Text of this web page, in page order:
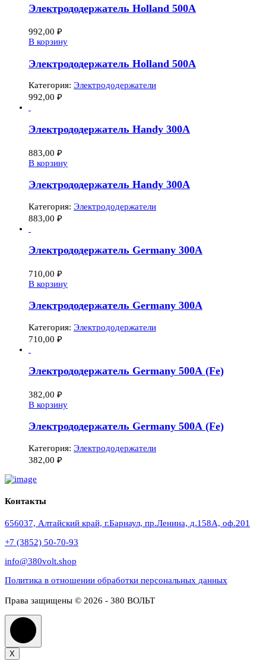
Электрододержатель Holland 500А
992,00 ₽
В корзину
Электрододержатель Holland 500А
Категория: Электрододержатели
992,00 ₽
Электрододержатель Handy 300A
883,00 ₽
В корзину
Электрододержатель Handy 300A
Категория: Электрододержатели
883,00 ₽
Электрододержатель Germany 300А
710,00 ₽
В корзину
Электрододержатель Germany 300А
Категория: Электрододержатели
710,00 ₽
Электрододержатель Germany 500А (Fe)
382,00 ₽
В корзину
Электрододержатель Germany 500А (Fe)
Категория: Электрододержатели
382,00 ₽
Контакты
656037, Алтайский край, г.Барнаул, пр.Ленина, д.158А, оф.201
+7 (3852) 50-70-93
info@380volt.shop
Политика в отношении обработки персональных данных
Права защищены © 2026 - 380 ВОЛЬТ
X